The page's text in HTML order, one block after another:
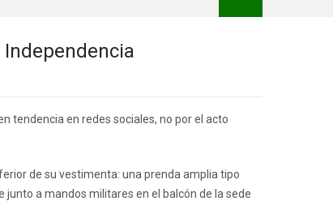
tendencia en redes sociales, no por el acto
de su vestimenta: una prenda amplia tipo
a mandos militares en el balcón de la sede